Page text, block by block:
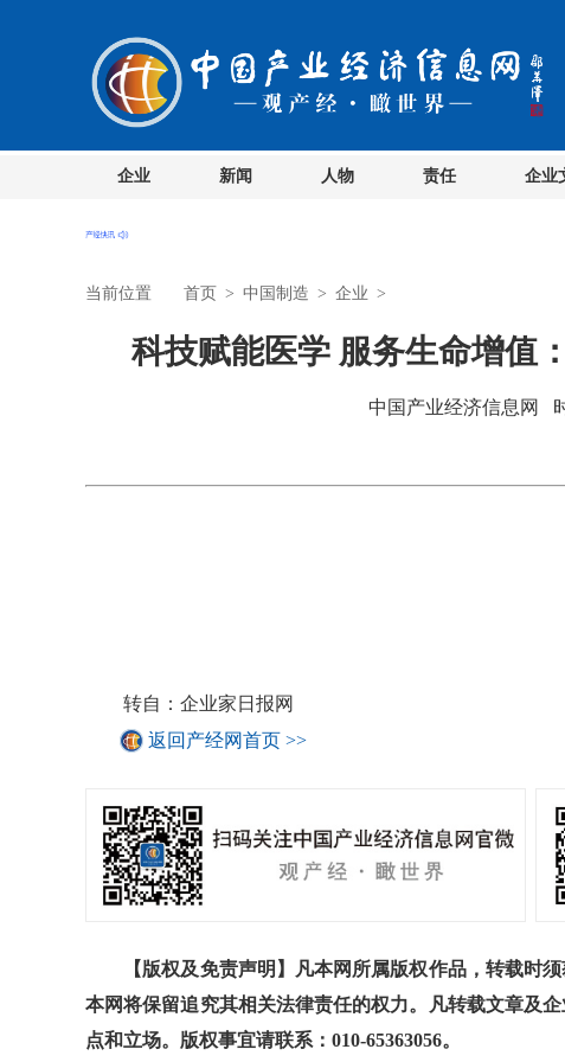
企业 新闻 人物 责任 企业
当前位置 首页 > 中国制造 > 企业 >
科技赋能医学 服务生命增值
中国产业经济信息网
转自：企业家日报网
返回产经网首页 >>
【版权及免责声明】凡本网所属版权作品，转载时须
本网将保留追究其相关法律责任的权力。凡转载文章及
点和立场。版权事宜请联系：010-65363056。